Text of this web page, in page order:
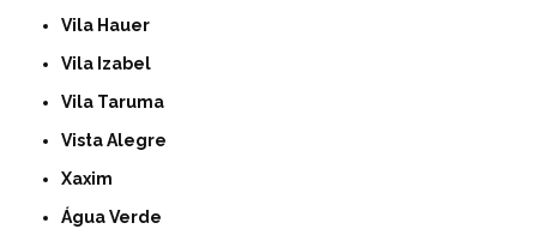
Vila Hauer
Vila Izabel
Vila Taruma
Vista Alegre
Xaxim
Água Verde